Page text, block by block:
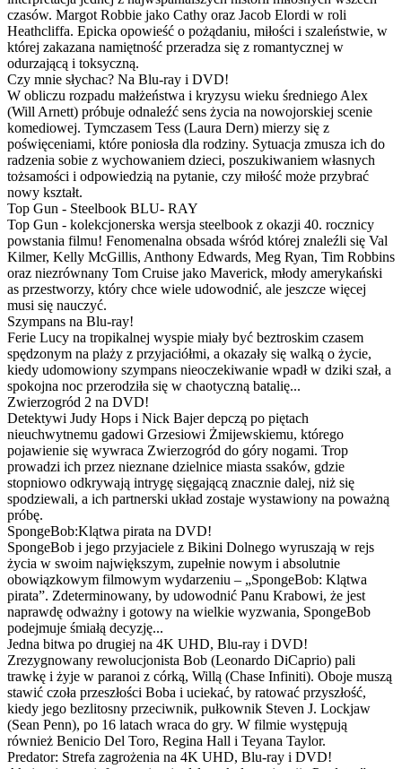
czasów. Margot Robbie jako Cathy oraz Jacob Elordi w roli
Heathcliffa. Epicka opowieść o pożądaniu, miłości i szaleństwie, w
której zakazana namiętność przeradza się z romantycznej w
odurzającą i toksyczną.
Czy mnie słychac? Na Blu-ray i DVD!
W obliczu rozpadu małżeństwa i kryzysu wieku średniego Alex
(Will Arnett) próbuje odnaleźć sens życia na nowojorskiej scenie
komediowej. Tymczasem Tess (Laura Dern) mierzy się z
poświęceniami, które poniosła dla rodziny. Sytuacja zmusza ich do
radzenia sobie z wychowaniem dzieci, poszukiwaniem własnych
tożsamości i odpowiedzią na pytanie, czy miłość może przybrać
nowy kształt.
Top Gun - Steelbook BLU- RAY
Top Gun - kolekcjonerska wersja steelbook z okazji 40. rocznicy
powstania filmu! Fenomenalna obsada wśród której znaleźli się Val
Kilmer, Kelly McGillis, Anthony Edwards, Meg Ryan, Tim Robbins
oraz niezrównany Tom Cruise jako Maverick, młody amerykański
as przestworzy, który chce wiele udowodnić, ale jeszcze więcej
musi się nauczyć.
Szympans na Blu-ray!
Ferie Lucy na tropikalnej wyspie miały być beztroskim czasem
spędzonym na plaży z przyjaciółmi, a okazały się walką o życie,
kiedy udomowiony szympans nieoczekiwanie wpadł w dziki szał, a
spokojna noc przerodziła się w chaotyczną batalię...
Zwierzogród 2 na DVD!
Detektywi Judy Hops i Nick Bajer depczą po piętach
nieuchwytnemu gadowi Grzesiowi Żmijewskiemu, którego
pojawienie się wywraca Zwierzogród do góry nogami. Trop
prowadzi ich przez nieznane dzielnice miasta ssaków, gdzie
stopniowo odkrywają intrygę sięgającą znacznie dalej, niż się
spodziewali, a ich partnerski układ zostaje wystawiony na poważną
próbę.
SpongeBob:Klątwa pirata na DVD!
SpongeBob i jego przyjaciele z Bikini Dolnego wyruszają w rejs
życia w swoim największym, zupełnie nowym i absolutnie
obowiązkowym filmowym wydarzeniu – „SpongeBob: Klątwa
pirata”. Zdeterminowany, by udowodnić Panu Krabowi, że jest
naprawdę odważny i gotowy na wielkie wyzwania, SpongeBob
podejmuje śmiałą decyzję...
Jedna bitwa po drugiej na 4K UHD, Blu-ray i DVD!
Zrezygnowany rewolucjonista Bob (Leonardo DiCaprio) pali
trawkę i żyje w paranoi z córką, Willą (Chase Infiniti). Oboje muszą
stawić czoła przeszłości Boba i uciekać, by ratować przyszłość,
kiedy jego bezlitosny przeciwnik, pułkownik Steven J. Lockjaw
(Sean Penn), po 16 latach wraca do gry. W filmie występują
również Benicio Del Toro, Regina Hall i Teyana Taylor.
Predator: Strefa zagrożenia na 4K UHD, Blu-ray i DVD!